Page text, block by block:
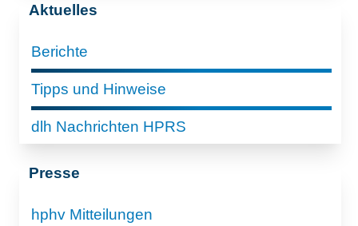
Aktuelles
Berichte
Tipps und Hinweise
dlh Nachrichten HPRS
Presse
hphv Mitteilungen